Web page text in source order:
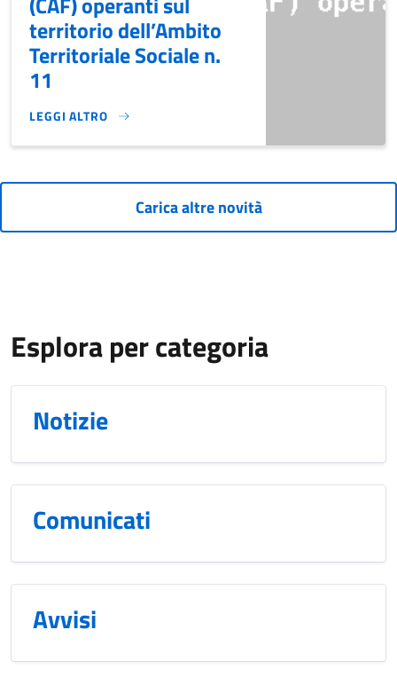
territorio dell’Ambito
Territoriale Sociale n.
11
LEGGI ALTRO
AVVISO PUBBLICO RIVOLTO AI CENTRI DI ASSISTENZA
Carica altre novità
Esplora per categoria
Notizie
Comunicati
Avvisi